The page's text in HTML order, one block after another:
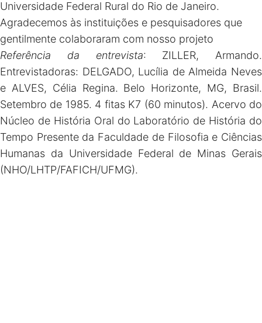
Universidade Federal Rural do Rio de Janeiro.
Agradecemos às instituições e pesquisadores que
gentilmente colaboraram com nosso projeto
Referência da entrevista: ZILLER, Armando.
Entrevistadoras: DELGADO, Lucília de Almeida Neves
e ALVES, Célia Regina. Belo Horizonte, MG, Brasil.
Setembro de 1985. 4 fitas K7 (60 minutos). Acervo do
Núcleo de História Oral do Laboratório de História do
Tempo Presente da Faculdade de Filosofia e Ciências
Humanas da Universidade Federal de Minas Gerais
(NHO/LHTP/FAFICH/UFMG).